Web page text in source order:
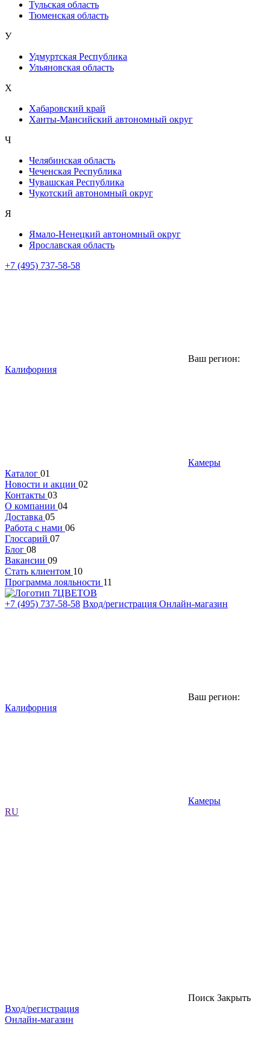
Тульская область
Тюменская область
У
Удмуртская Республика
Ульяновская область
Х
Хабаровский край
Ханты-Мансийский автономный округ
Ч
Челябинская область
Чеченская Республика
Чувашская Республика
Чукотский автономный округ
Я
Ямало-Ненецкий автономный округ
Ярославская область
+7 (495) 737-58-58
Ваш регион:
Калифорния
Камеры
Каталог 01
Новости и акции 02
Контакты 03
О компании 04
Доставка 05
Работа с нами 06
Глоссарий 07
Блог 08
Вакансии 09
Стать клиентом 10
Программа лояльности 11
+7 (495) 737-58-58 Вход/регистрация Онлайн-магазин
Ваш регион:
Калифорния
Камеры
RU
Поиск Закрыть
Вход/регистрация
Онлайн-магазин